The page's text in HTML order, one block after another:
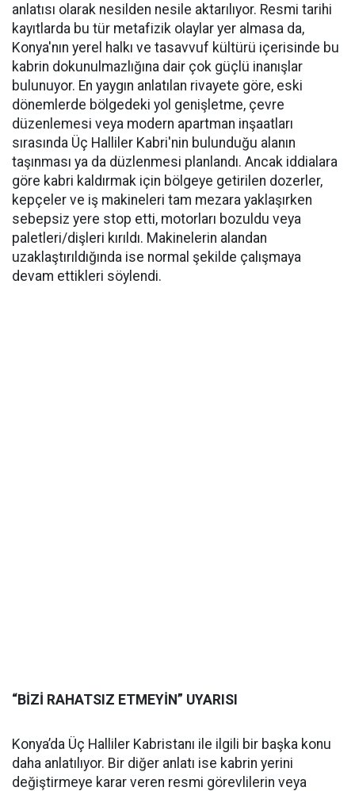
anlatısı olarak nesilden nesile aktarılıyor. Resmi tarihi
kayıtlarda bu tür metafizik olaylar yer almasa da,
Konya'nın yerel halkı ve tasavvuf kültürü içerisinde bu
kabrin dokunulmazlığına dair çok güçlü inanışlar
bulunuyor. En yaygın anlatılan rivayete göre, eski
dönemlerde bölgedeki yol genişletme, çevre
düzenlemesi veya modern apartman inşaatları
sırasında Üç Halliler Kabri'nin bulunduğu alanın
taşınması ya da düzlenmesi planlandı. Ancak iddialara
göre kabri kaldırmak için bölgeye getirilen dozerler,
kepçeler ve iş makineleri tam mezara yaklaşırken
sebepsiz yere stop etti, motorları bozuldu veya
paletleri/dişleri kırıldı. Makinelerin alandan
uzaklaştırıldığında ise normal şekilde çalışmaya
devam ettikleri söylendi.
“BİZİ RAHATSIZ ETMEYİN” UYARISI
Konya’da Üç Halliler Kabristanı ile ilgili bir başka konu
daha anlatılıyor. Bir diğer anlatı ise kabrin yerini
değiştirmeye karar veren resmi görevlilerin veya